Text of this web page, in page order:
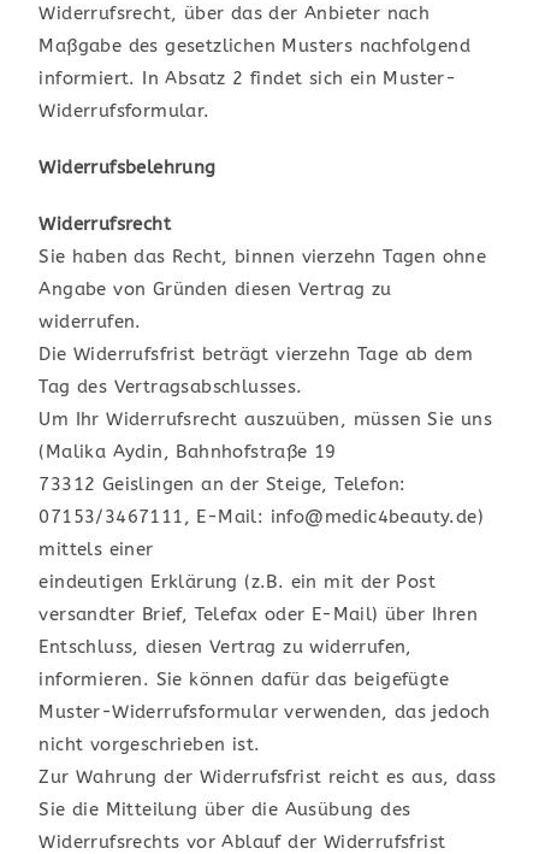
Widerrufsrecht, über das der Anbieter nach
Maßgabe des gesetzlichen Musters nachfolgend
informiert. In Absatz 2 findet sich ein Muster-
Widerrufsformular.
Widerrufsbelehrung
Widerrufsrecht
Sie haben das Recht, binnen vierzehn Tagen ohne
Angabe von Gründen diesen Vertrag zu
widerrufen.
Die Widerrufsfrist beträgt vierzehn Tage ab dem
Tag des Vertragsabschlusses.
Um Ihr Widerrufsrecht auszuüben, müssen Sie uns
(Malika Aydin, Bahnhofstraße 19
73312 Geislingen an der Steige, Telefon:
07153/3467111, E-Mail: info@medic4beauty.de)
mittels einer
eindeutigen Erklärung (z.B. ein mit der Post
versandter Brief, Telefax oder E-Mail) über Ihren
Entschluss, diesen Vertrag zu widerrufen,
informieren. Sie können dafür das beigefügte
Muster-Widerrufsformular verwenden, das jedoch
nicht vorgeschrieben ist.
Zur Wahrung der Widerrufsfrist reicht es aus, dass
Sie die Mitteilung über die Ausübung des
Widerrufsrechts vor Ablauf der Widerrufsfrist